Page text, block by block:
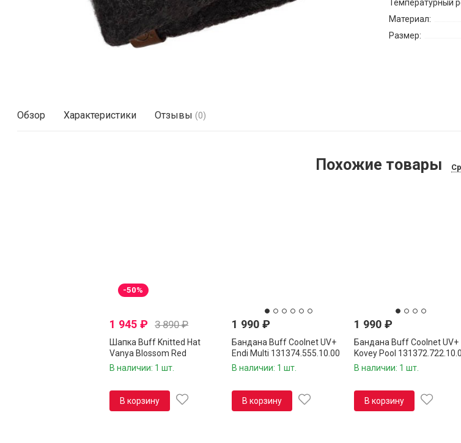
Температурный
Материал:
Размер:
Обзор Характеристики Отзывы (0)
Похожие товары
-50%
1 945 ₽ 3 890₽
Шапка Buff Knitted Hat
Vanya Blossom Red
120834.419.10.00
В наличии: 1 шт.
В корзину
1 990 ₽
Бандана Buff Coolnet UV+
Endi Multi 131374.555.10.00
В наличии: 1 шт.
В корзину
1 990 ₽
Бандана Buff Coolnet UV+
Kovey Pool
В наличии: 1 шт.
В корзину